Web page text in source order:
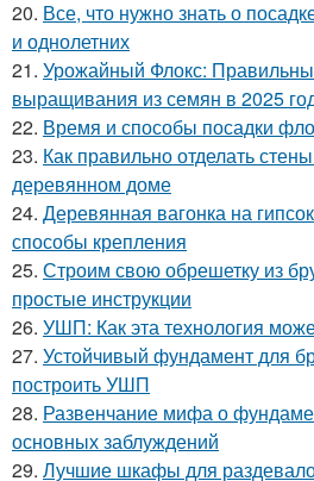
20. Все, что нужно знать о
и однолетних
21. Урожайный Флокс:
выращивания из семян в 2025
22. Время и способы посадки
23. Как правильно отделать
деревянном доме
24. Деревянная вагонка на
способы крепления
25. Строим свою обрешетку из
простые инструкции
26. УШП: Как эта технология
27. Устойчивый фундамент для
построить УШП
28. Развенчание мифа о
основных заблуждений
29. Лучшие шкафы для